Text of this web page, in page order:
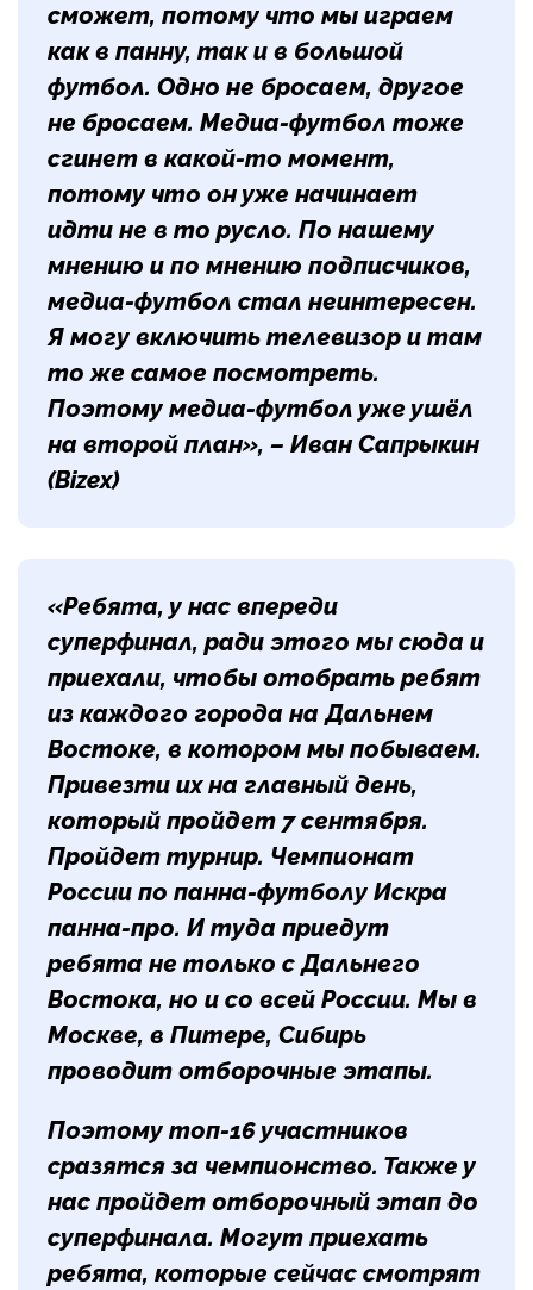
сможет, потому что мы играем
как в панну, так и в большой
футбол. Одно не бросаем, другое
не бросаем. Медиа-футбол тоже
сгинет в какой-то момент,
потому что он уже начинает
идти не в то русло. По нашему
мнению и по мнению подписчиков,
медиа-футбол стал неинтересен.
Я могу включить телевизор и там
то же самое посмотреть.
Поэтому медиа-футбол уже ушёл
на второй план», – Иван Сапрыкин
(Bizex)
«Ребята, у нас впереди
суперфинал, ради этого мы сюда и
приехали, чтобы отобрать ребят
из каждого города на Дальнем
Востоке, в котором мы побываем.
Привезти их на главный день,
который пройдет 7 сентября.
Пройдет турнир. Чемпионат
России по панна-футболу Искра
панна-про. И туда приедут
ребята не только с Дальнего
Востока, но и со всей России. Мы в
Москве, в Питере, Сибирь
проводит отборочные этапы.
Поэтому топ-16 участников
сразятся за чемпионство. Также у
нас пройдет отборочный этап до
суперфинала. Могут приехать
ребята, которые сейчас смотрят